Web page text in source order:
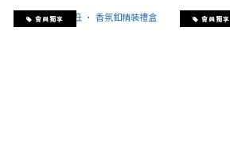
會員獨享 會員獨享